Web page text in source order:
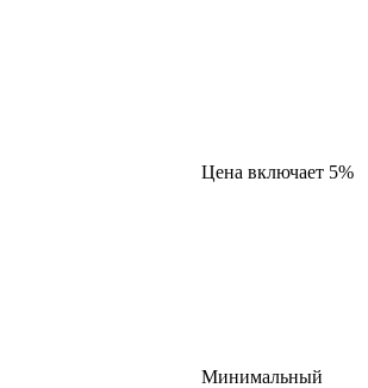
Цена включает 5%
Минимальный